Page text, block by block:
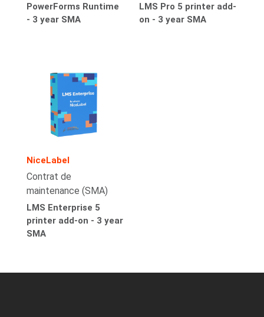
PowerForms Runtime
- 3 year SMA
LMS Pro 5 printer add-
on - 3 year SMA
NiceLabel
Contrat de
maintenance (SMA)
LMS Enterprise 5
printer add-on - 3 year
SMA